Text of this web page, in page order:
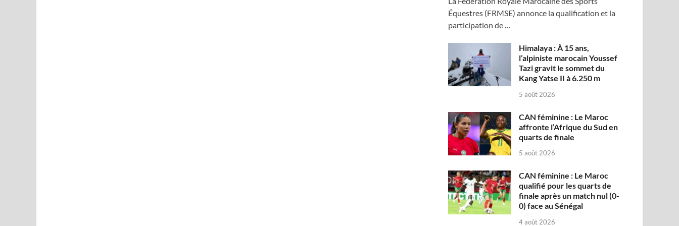
Équestres (FRMSE) annonce la qualification et la
participation de …
Himalaya : À 15 ans,
l’alpiniste marocain Youssef
Tazi gravit le sommet du
Kang Yatse II à 6.250 m
5 août 2026
CAN féminine : Le Maroc
affronte l’Afrique du Sud en
quarts de finale
5 août 2026
CAN féminine : Le Maroc
qualifié pour les quarts de
finale après un match nul (0-
0) face au Sénégal
4 août 2026